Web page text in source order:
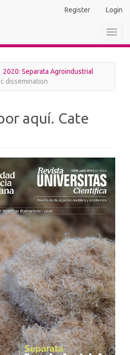
Register Login
2020: Separata Agroindustrial
dissemination
aquí. Cate